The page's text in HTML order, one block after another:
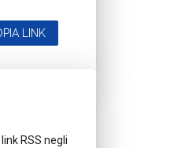
LINK
RSS negli